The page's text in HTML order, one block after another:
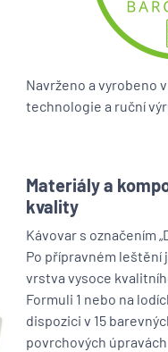
Navrženo a vyrobeno
technologie a ruční
Materiály a
kvality
Kávovar s označením
Po přípravném leštění
vrstva vysoce
Formuli 1 nebo na
dispozici v 15
povrchových